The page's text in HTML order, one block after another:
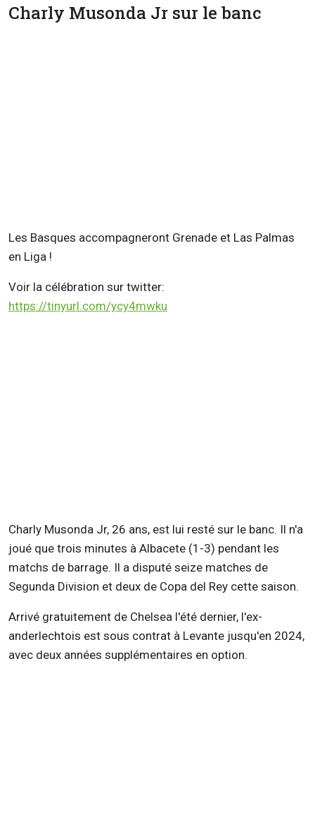
Charly Musonda Jr sur le banc
Les Basques accompagneront Grenade et Las Palmas
en Liga !
Voir la célébration sur twitter:
https://tinyurl.com/ycy4mwku
Charly Musonda Jr, 26 ans, est lui resté sur le banc. Il n'a
joué que trois minutes à Albacete (1-3) pendant les
matchs de barrage. Il a disputé seize matches de
Segunda Division et deux de Copa del Rey cette saison.
Arrivé gratuitement de Chelsea l'été dernier, l'ex-
anderlechtois est sous contrat à Levante jusqu'en 2024,
avec deux années supplémentaires en option.